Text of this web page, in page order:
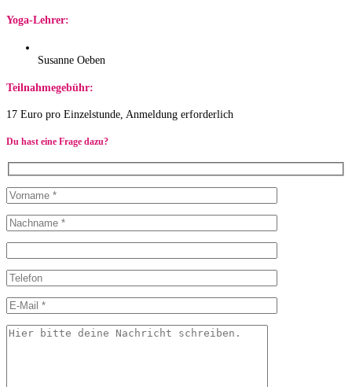
Yoga-Lehrer:
Susanne Oeben
Teilnahmegebühr:
17 Euro pro Einzelstunde, Anmeldung erforderlich
Du hast eine Frage dazu?